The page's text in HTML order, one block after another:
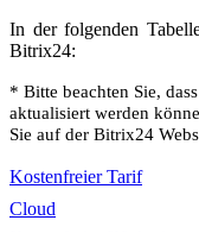
In der folgenden
Bitrix24:
* Bitte beachten Sie,
aktualisiert werden
Sie auf der Bitrix24
Kostenfreier Tarif
Cloud